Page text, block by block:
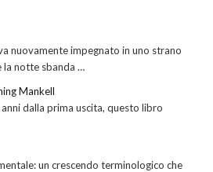
nuovamente impegnato in uno strano
la notte sbanda …
Mankell
dalla prima uscita, questo libro
un crescendo terminologico che